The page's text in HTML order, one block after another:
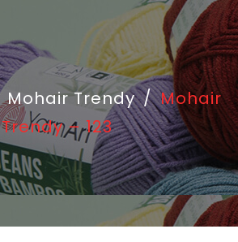
Mohair Trendy / Mohair
Trendy – 123